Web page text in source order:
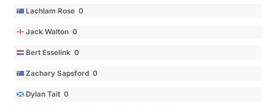
Lachlam Rose 0
Jack Walton 0
Bert Esselink 0
Zachary Sapsford 0
Dylan Tait 0